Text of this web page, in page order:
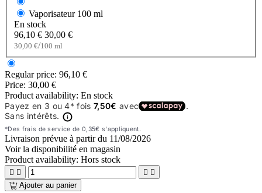
Vaporisateur 100 ml
En stock
96,10 € 30,00 €
30,00 €/100 ml
Regular price: 96,10 €
Price: 30,00 €
Product availability: En stock
Livraison prévue à partir du 11/08/2026
Voir la disponibilité en magasin
Product availability: Hors stock
   
Ajouter au panier